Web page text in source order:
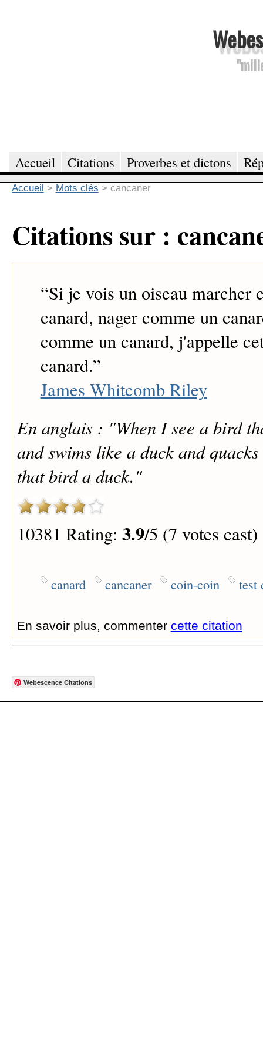
Accueil Citations Proverbes et dictons
Accueil > Mots clés > cancaner
Citations sur :
“Si je vois un oiseau marcher
canard, nager comme un
comme un canard, j'appelle
canard.”
James Whitcomb Riley
En anglais : "When I see a bird
and swims like a duck and
that bird a duck."
10381 Rating: 3.9/5 (7 votes cast)
canard cancaner coin-coin test
En savoir plus, commenter cette citation
Webescence Citations